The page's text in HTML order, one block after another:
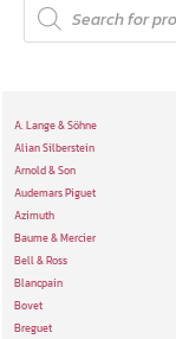
A. Lange & Söhne
Alian Silberstein
Arnold & Son
Audemars Piguet
Azimuth
Baume & Mercier
Bell & Ross
Blancpain
Bovet
Breguet